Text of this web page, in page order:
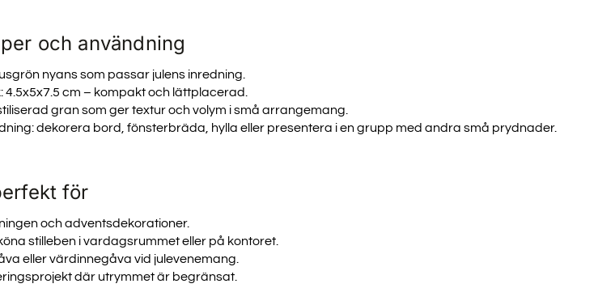
och användning
nyans som passar julens inredning.
4.5x5x7.5 cm – kompakt och lättplacerad.
gran som ger textur och volym i små arrangemang.
dekorera bord, fönsterbräda, hylla eller presentera i en grupp med andra små prydnader.
för
och adventsdekorationer.
stilleben i vardagsrummet eller på kontoret.
eller värdinnegåva vid julevenemang.
där utrymmet är begränsat.
Registrera dig för att få tillgång till våra senaste
uppdateringar och bästa erbjudanden.
Email